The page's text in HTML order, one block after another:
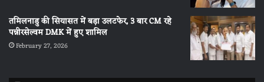
तमिलनाडु की सियासत में बड़ा उलटफेर, 3 बार CM रहे
पन्नीरसेल्वम DMK में हुए शामिल
February 27, 2026